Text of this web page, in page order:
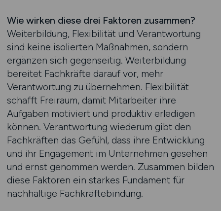
Wie wirken diese drei Faktoren zusammen?
Weiterbildung, Flexibilität und Verantwortung
sind keine isolierten Maßnahmen, sondern
ergänzen sich gegenseitig. Weiterbildung
bereitet Fachkräfte darauf vor, mehr
Verantwortung zu übernehmen. Flexibilität
schafft Freiraum, damit Mitarbeiter ihre
Aufgaben motiviert und produktiv erledigen
können. Verantwortung wiederum gibt den
Fachkräften das Gefühl, dass ihre Entwicklung
und ihr Engagement im Unternehmen gesehen
und ernst genommen werden. Zusammen bilden
diese Faktoren ein starkes Fundament für
nachhaltige Fachkräftebindung.